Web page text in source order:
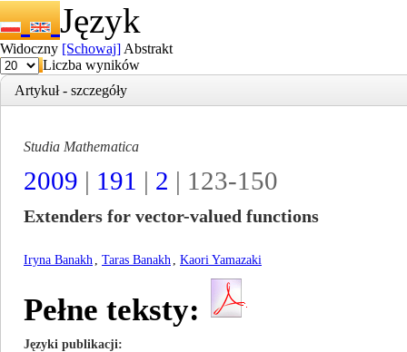
Język
Widoczny [Schowaj] Abstrakt
Liczba wyników
Artykuł - szczegóły
Studia Mathematica
2009 | 191 | 2 | 123-150
Extenders for vector-valued functions
Iryna Banakh , Taras Banakh , Kaori Yamazaki
Pełne teksty:
Języki publikacji